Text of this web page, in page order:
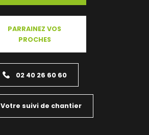
PARRAINEZ VOS
PROCHES
02 40 26 60 60
Votre suivi de chantier